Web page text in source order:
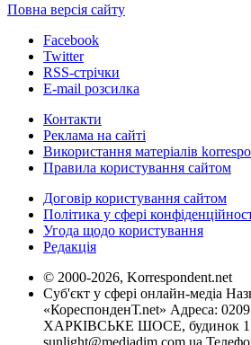
Повна версія сайту
Facebook
Twitter
RSS-стрічки
E-mail розсилка
Контакти
Реклама на сайті
Використання матеріалів
Правила користування сайтом
Договір користування сайтом
Політика у сфері
Угода щодо користування
Редакція
© 2000-2026, Korrespondent.net
Суб'єкт у сфері онлайн-медіа
«КореспонденТ.net» Адреса:
ХАРКІВСЬКЕ ШОСЕ, будинок
sunlight@mediadim.com.ua